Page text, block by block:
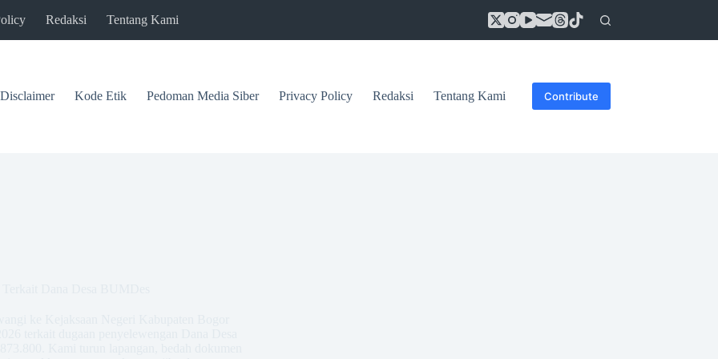
Redaksi Tentang Kami
Disclaimer Kode Etik Pedoman Media Siber Privacy Policy Redaksi Tentang Kami Contribute